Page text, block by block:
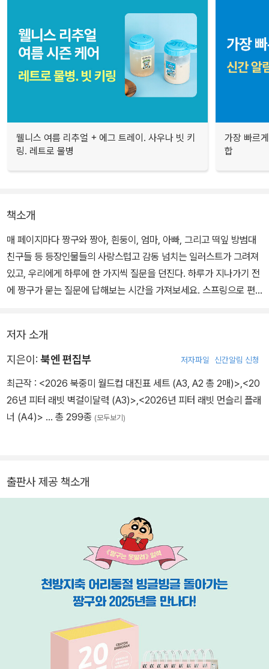
웰니스 여름 리추얼 + 에그 트레이. 사우나 빗 키
링. 레트로 물병
가장 빠르
합
책소개
매 페이지마다 짱구와 짱아, 흰둥이, 엄마, 아빠, 그리고 떡잎 방범대
친구들 등 등장인물들의 사랑스럽고 감동 넘치는 일러스트가 그려져
있고, 우리에게 하루에 한 가지씩 질문을 던진다. 하루가 지나가기 전
에 짱구가 묻는 질문에 답해보는 시간을 가져보세요. 스프링으로 편
저자 소개
지은이:북엔 편집부 저자파일 신간알림 신청
최근작 : <2026 북중미 월드컵 대진표 세트 (A3, A2 총 2매)>,<20
26년 피터 래빗 벽걸이달력 (A3)>,<2026년 피터 래빗 먼슬리 플래
너 (A4)> … 총 299종 (모두보기)
출판사 제공 책소개